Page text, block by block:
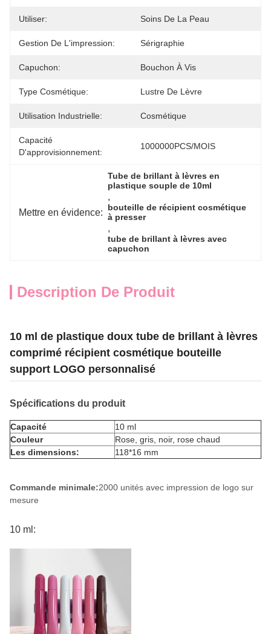
Utiliser: Soins De La Peau
Gestion De L'impression: Sérigraphie
Capuchon: Bouchon À Vis
Type Cosmétique: Lustre De Lèvre
Utilisation Industrielle: Cosmétique
Capacité
D'approvisionnement:
1000000PCS/MOIS
Mettre en évidence:
Tube de brillant à lèvres en
plastique souple de 10ml
,
bouteille de récipient cosmétique
à presser
,
tube de brillant à lèvres avec
capuchon
Description De Produit
10 ml de plastique doux tube de brillant à lèvres
comprimé récipient cosmétique bouteille
support LOGO personnalisé
Spécifications du produit
Capacité
10 ml
Couleur
Rose, gris, noir, rose chaud
Les dimensions:
118*16 mm
Commande minimale:2000 unités avec impression de logo sur
mesure
10 ml: